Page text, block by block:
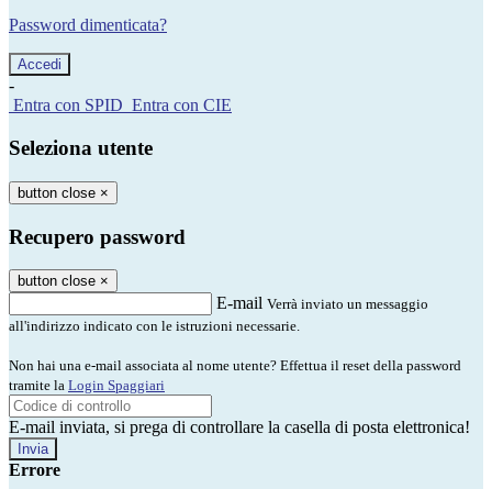
Password dimenticata?
-
Entra con SPID Entra con CIE
Seleziona utente
button close ×
Recupero password
button close ×
E-mail Verrà inviato un messaggio
all'indirizzo indicato con le istruzioni necessarie.
Non hai una e-mail associata al nome utente? Effettua il reset della password
tramite la Login Spaggiari
E-mail inviata, si prega di controllare la casella di posta elettronica!
Errore